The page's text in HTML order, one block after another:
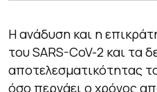
Η ανάδυση και η
του SARS-CoV-2 και τα
αποτελεσματικότητας
όσο περνάει ο χρόνος